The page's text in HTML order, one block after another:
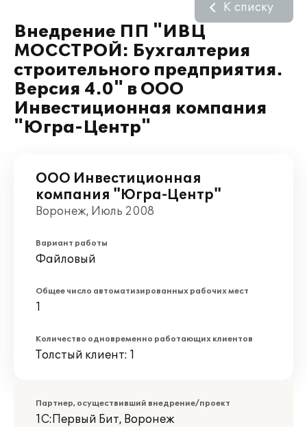
Внедрение ПП "ИВЦ
МОССТРОЙ: Бухгалтерия
строительного предприятия.
Версия 4.0" в ООО
Инвестиционная компания
"Югра-Центр"
К списку
ООО Инвестиционная
компания "Югра-Центр"
Воронеж, Июль 2008
Вариант работы
Файловый
Общее число автоматизированных рабочих мест
1
Количество одновременно работающих клиентов
Толстый клиент: 1
Партнер, осуществивший внедрение/проект
1С:Первый Бит, Воронеж